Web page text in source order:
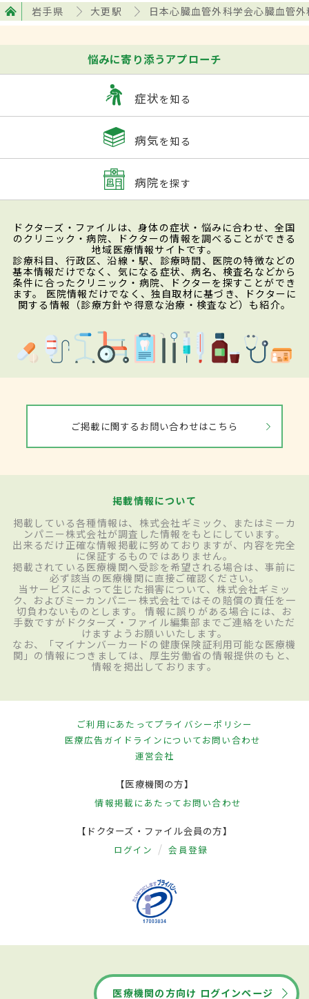
岩手県 大更駅 日本心臓血管外科学会心臓血管
悩みに寄り添うアプローチ
症状を知る
病気を知る
病院を探す
ドクターズ・ファイルは、身体の症状・悩みに合わせ、全国
のクリニック・病院、ドクターの情報を調べることができる
地域医療情報サイトです。
診療科目、行政区、沿線・駅、診療時間、医院の特徴などの
基本情報だけでなく、気になる症状、病名、検査名などから
条件に合ったクリニック・病院、ドクターを探すことができ
ます。 医院情報だけでなく、独自取材に基づき、ドクターに
関する情報（診療方針や得意な治療・検査など）も紹介。
ご掲載に関するお問い合わせはこちら
掲載情報について
掲載している各種情報は、株式会社ギミック、またはミーカ
ンパニー株式会社が調査した情報をもとにしています。
出来るだけ正確な情報掲載に努めておりますが、内容を完全
に保証するものではありません。
掲載されている医療機関へ受診を希望される場合は、事前に
必ず該当の医療機関に直接ご確認ください。
当サービスによって生じた損害について、株式会社ギミッ
ク、およびミーカンパニー株式会社ではその賠償の責任を一
切負わないものとします。 情報に誤りがある場合には、お
手数ですがドクターズ・ファイル編集部までご連絡をいただ
けますようお願いいたします。
なお、「マイナンバーカードの健康保険証利用可能な医療機
関」の情報につきましては、厚生労働省の情報提供のもと、
情報を掲出しております。
ご利用にあたってプライバシーポリシー
医療広告ガイドラインについてお問い合わせ
運営会社
【医療機関の方】
情報掲載にあたって お問い合わせ
【ドクターズ・ファイル会員の方】
ログイン 会員登録
医療機関の方向け ログインページ